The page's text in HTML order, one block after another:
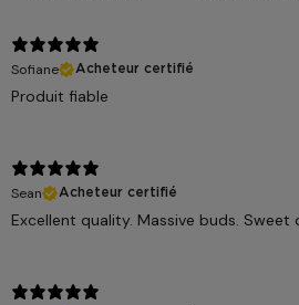
Sofiane
Acheteur certifié
Produit fiable
Sean
Acheteur certifié
Excellent quality. Massive buds. Sweet